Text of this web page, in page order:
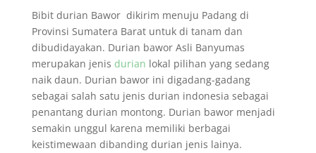
Bibit durian Bawor dikirim menuju Padang di
Provinsi Sumatera Barat untuk di tanam dan
dibudidayakan. Durian bawor Asli Banyumas
merupakan jenis durian lokal pilihan yang sedang
naik daun. Durian bawor ini digadang-gadang
sebagai salah satu jenis durian indonesia sebagai
penantang durian montong. Durian bawor menjadi
semakin unggul karena memiliki berbagai
keistimewaan dibanding durian jenis lainya.